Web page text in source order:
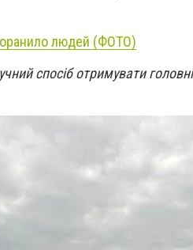
людей (ФОТО)
спосіб отримувати